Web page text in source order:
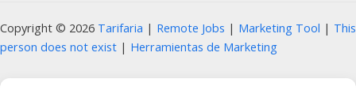
Copyright © 2026 Tarifaria | Remote Jobs | Marketing Tool | This
person does not exist | Herramientas de Marketing